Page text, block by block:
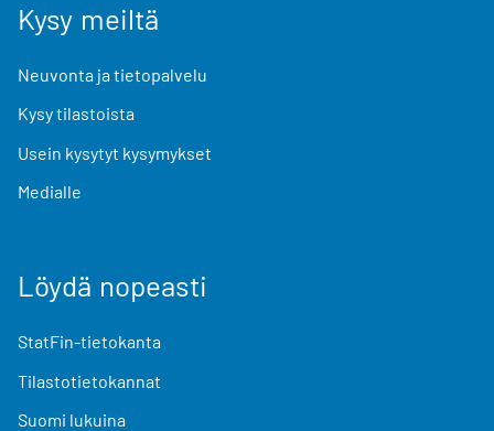
Kysy meiltä
Neuvonta ja tietopalvelu
Kysy tilastoista
Usein kysytyt kysymykset
Medialle
Löydä nopeasti
StatFin-tietokanta
Tilastotietokannat
Suomi lukuina